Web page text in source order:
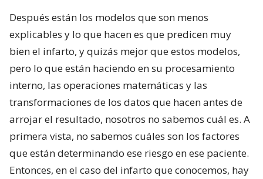
Después están los modelos que son menos
explicables y lo que hacen es que predicen muy
bien el infarto, y quizás mejor que estos modelos,
pero lo que están haciendo en su procesamiento
interno, las operaciones matemáticas y las
transformaciones de los datos que hacen antes de
arrojar el resultado, nosotros no sabemos cuál es. A
primera vista, no sabemos cuáles son los factores
que están determinando ese riesgo en ese paciente.
Entonces, en el caso del infarto que conocemos, hay